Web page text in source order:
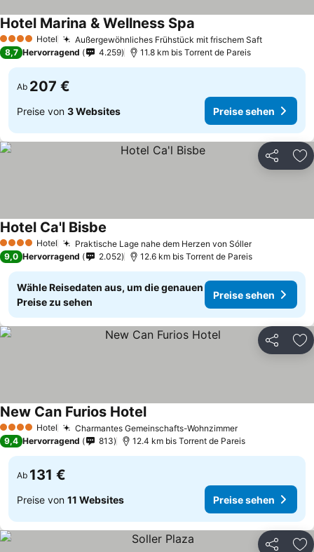
4 Sterne Hotel Außergewöhnliches Frühstück mit frischem Saft
Hotel Marina & Wellness Spa
8,7 Hervorragend 4.259 11.8 km bis Torrent de Pareis
Ab 207 €
Preise von 3 Websites Preise sehen
Teilen
4 Sterne Hotel Praktische Lage nahe dem Herzen von Sóller
Hotel Ca'l Bisbe
9,0 Hervorragend 2.052 12.6 km bis Torrent de Pareis
Wähle Reisedaten aus, um die genauen
Preise zu sehen
Preise sehen
Teilen
4 Sterne Hotel Charmantes Gemeinschafts-Wohnzimmer
New Can Furios Hotel
9,4 Hervorragend 813 12.4 km bis Torrent de Pareis
Ab 131 €
Preise von 11 Websites Preise sehen